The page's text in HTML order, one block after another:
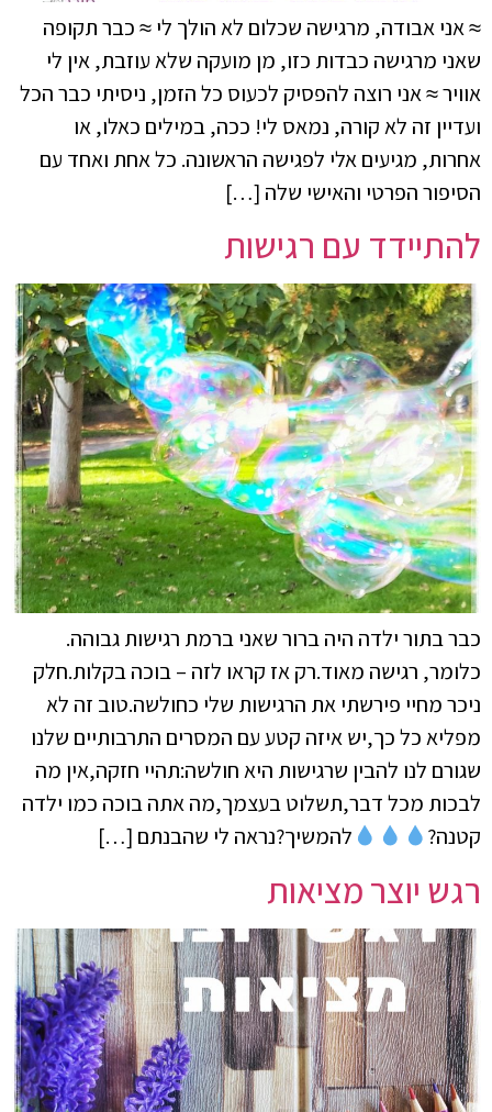
≈ אני אבודה, מרגישה שכלום לא הולך לי ≈ כבר תקופה
שאני מרגישה כבדות כזו, מן מועקה שלא עוזבת, אין לי
אוויר ≈ אני רוצה להפסיק לכעוס כל הזמן, ניסיתי כבר הכל
ועדיין זה לא קורה, נמאס לי! ככה, במילים כאלו, או
אחרות, מגיעים אלי לפגישה הראשונה. כל אחת ואחד עם
הסיפור הפרטי והאישי שלה […]
להתיידד עם רגישות
כבר בתור ילדה היה ברור שאני ברמת רגישות גבוהה.
כלומר, רגישה מאוד.רק אז קראו לזה – בוכה בקלות.חלק
ניכר מחיי פירשתי את הרגישות שלי כחולשה.טוב זה לא
מפליא כל כך,יש איזה קטע עם המסרים התרבותיים שלנו
שגורם לנו להבין שרגישות היא חולשה:תהיי חזקה,אין מה
לבכות מכל דבר,תשלוט בעצמך,מה אתה בוכה כמו ילדה
קטנה?
להמשיך?נראה לי שהבנתם […]
רגש יוצר מציאות